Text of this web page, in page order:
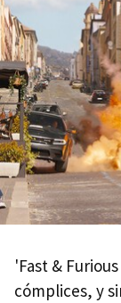
'Fast &
cómplices, y